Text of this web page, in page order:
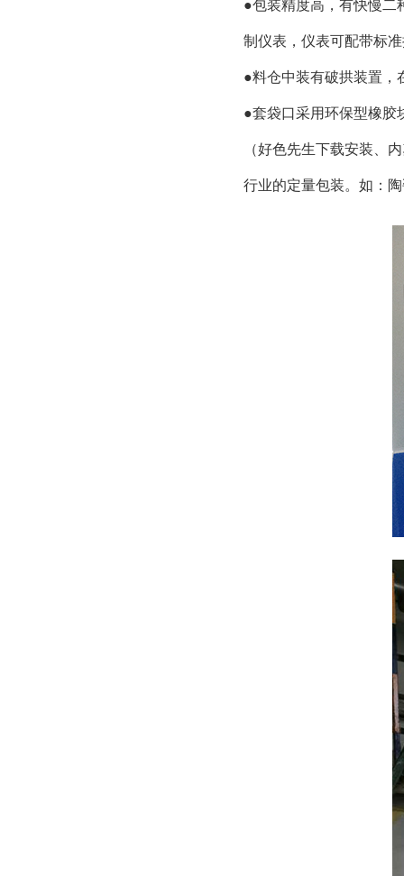
●包装精度高，有快慢二
制仪表，仪表可配带标
●料仓中装有破拱装置，
●套袋口采用环保型橡胶
（好色先生下载安装、
行业的定量包装。如：